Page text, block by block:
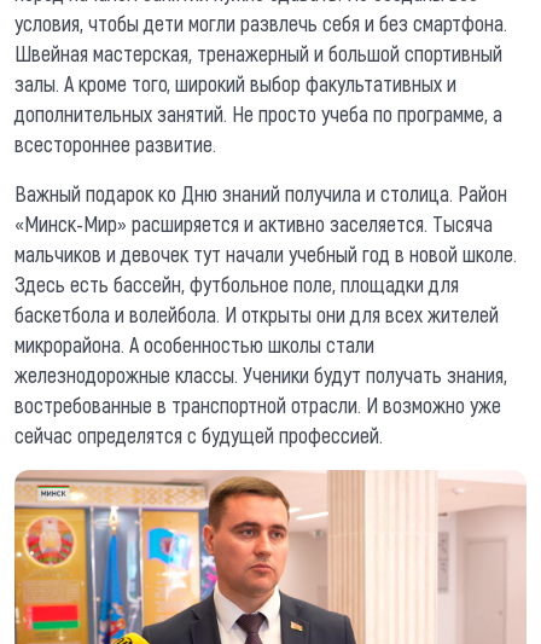
условия, чтобы дети могли развлечь себя и без смартфона.
Швейная мастерская, тренажерный и большой спортивный
залы. А кроме того, широкий выбор факультативных и
дополнительных занятий. Не просто учеба по программе, а
всестороннее развитие.
Важный подарок ко Дню знаний получила и столица. Район
«Минск-Мир» расширяется и активно заселяется. Тысяча
мальчиков и девочек тут начали учебный год в новой школе.
Здесь есть бассейн, футбольное поле, площадки для
баскетбола и волейбола. И открыты они для всех жителей
микрорайона. А особенностью школы стали
железнодорожные классы. Ученики будут получать знания,
востребованные в транспортной отрасли. И возможно уже
сейчас определятся с будущей профессией.